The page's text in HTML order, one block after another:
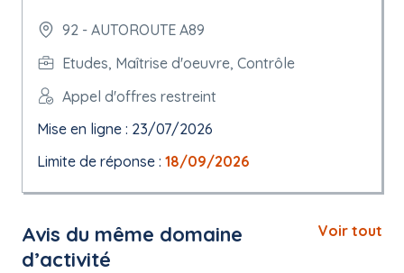
92 - AUTOROUTE A89
Etudes, Maîtrise d'oeuvre, Contrôle
Appel d'offres restreint
Mise en ligne : 23/07/2026
Limite de réponse : 18/09/2026
Avis du même domaine
d’activité
Voir tout